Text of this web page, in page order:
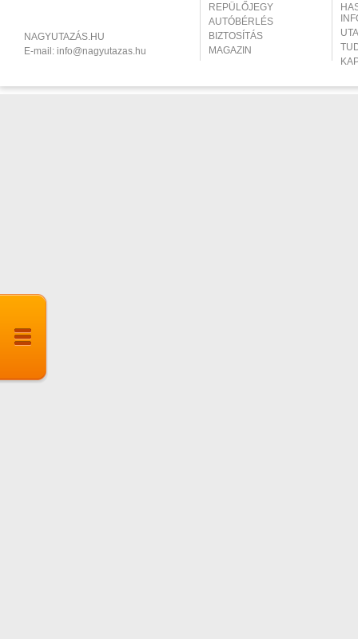
NAGYUTAZÁS.HU
E-mail: info@nagyutazas.hu
REPÜLŐJEGY
AUTÓBÉRLÉS
BIZTOSÍTÁS
MAGAZIN